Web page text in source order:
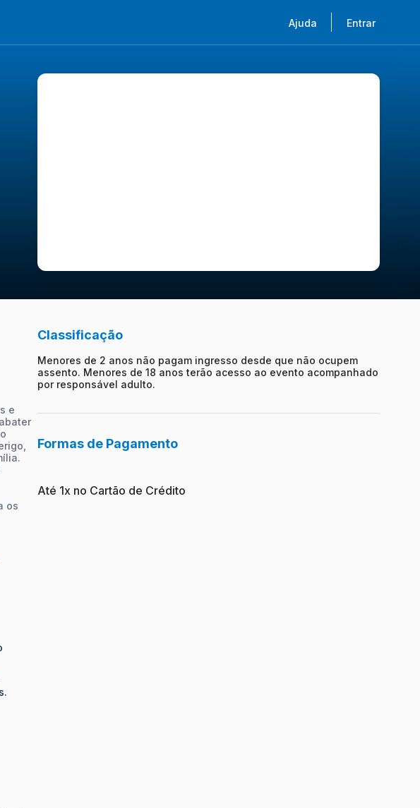
Ajuda Entrar
e
os
Classificação
Menores de 2 anos não pagam ingresso desde que não ocupem
assento. Menores de 18 anos terão acesso ao evento acompanhado
por responsável adulto.
Formas de Pagamento
Até 1x no Cartão de Crédito